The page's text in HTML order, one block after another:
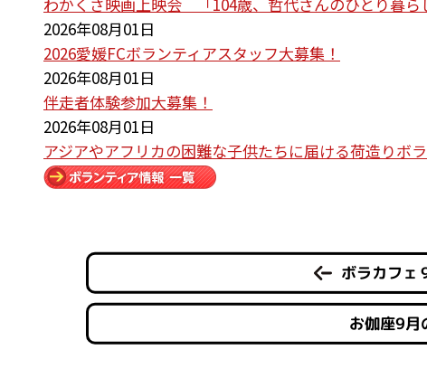
2026年08月01日
2026愛媛FCボランティアスタッフ大募集！
2026年08月01日
伴走者体験参加大募集！
2026年08月01日
アジアやアフリカの困難な子供たちに届ける荷造りボ
ボラカフェ
お伽座9月